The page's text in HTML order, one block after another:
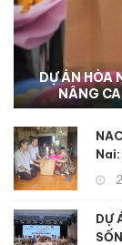
NACCET
ĐỒNG NAI:
hồi chức
DỰ